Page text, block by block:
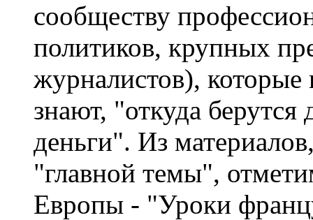
сообществу
политиков, крупных
журналистов), которые
знают, "откуда берутся
деньги". Из
"главной темы",
Европы - "Уроки